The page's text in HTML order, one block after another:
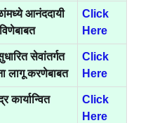
आनंददायी
Click
Here
सेवांतर्गत
लागू करणेबाबत
Click
Here
कार्यान्वित
Click
Here